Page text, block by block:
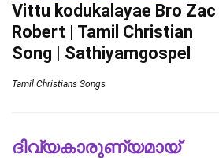
Vittu kodukalayae Bro Zac
Robert | Tamil Christian
Song | Sathiyamgospel
Tamil Christians Songs
ദിവ്യകാരുണ്യമായ്